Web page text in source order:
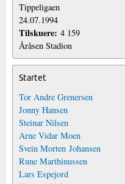
Tippeligaen
24.07.1994
Tilskuere: 4 159
Åråsen Stadion
Startet
Tor Andre Grenersen
Jonny Hansen
Steinar Nilsen
Arne Vidar Moen
Svein Morten Johansen
Rune Marthinussen
Lars Espejord